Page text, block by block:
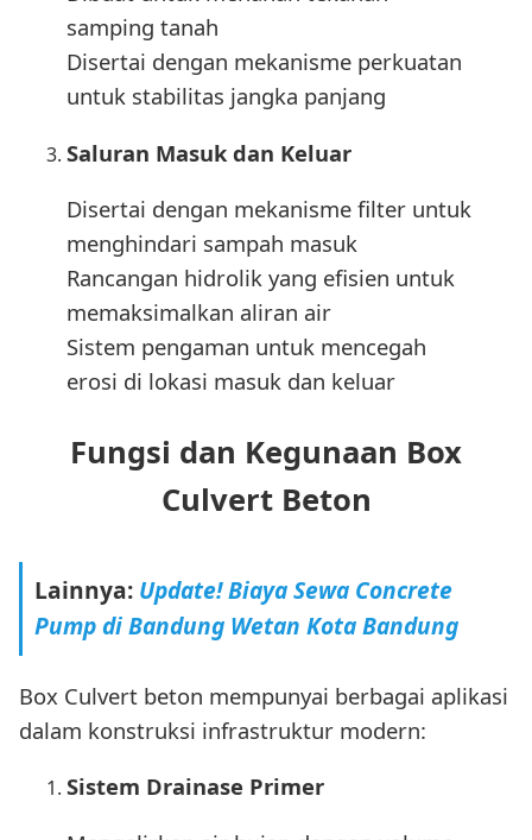
samping tanah
Disertai dengan mekanisme perkuatan
untuk stabilitas jangka panjang
Saluran Masuk dan Keluar
Disertai dengan mekanisme filter untuk
menghindari sampah masuk
Rancangan hidrolik yang efisien untuk
memaksimalkan aliran air
Sistem pengaman untuk mencegah
erosi di lokasi masuk dan keluar
Fungsi dan Kegunaan Box
Culvert Beton
Lainnya: Update! Biaya Sewa Concrete
Pump di Bandung Wetan Kota Bandung
Box Culvert beton mempunyai berbagai aplikasi
dalam konstruksi infrastruktur modern:
Sistem Drainase Primer